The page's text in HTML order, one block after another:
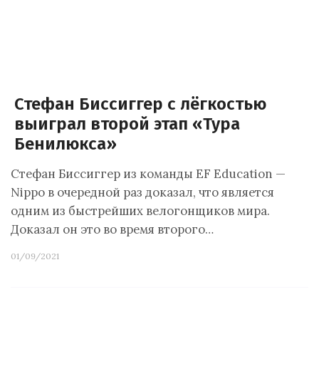
Стефан Биссиггер с лёгкостью
выиграл второй этап «Тура
Бенилюкса»
Стефан Биссиггер из команды EF Education —
Nippo в очередной раз доказал, что является
одним из быстрейших велогонщиков мира.
Доказал он это во время второго…
01/09/2021